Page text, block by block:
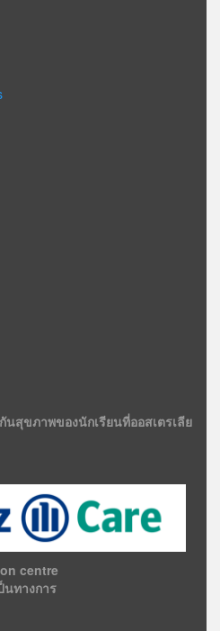
สุขภาพของนักเรียนที่ออสเตรเลีย
centre
นทางการ